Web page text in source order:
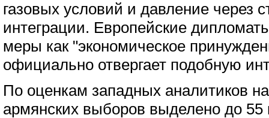
газовых условий и давление через
интеграции. Европейские
меры как "экономическое
официально отвергает подобную
По оценкам западных аналитиков
армянских выборов выделено до